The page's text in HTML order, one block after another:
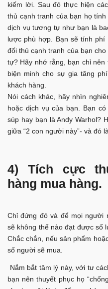
kiếm lời. Sau đó thực hiện
thủ cạnh tranh của bạn họ
dịch vụ tương tự như bạn là
lược phù hợp. Bạn sẽ tính
đối thủ cạnh tranh của bạn
tự? Hãy nhớ rằng, bạn chỉ
biện minh cho sự gia tăng
khách hàng.
Nói cách khác, hãy nhìn
hoặc dịch vụ của bạn. Bạn
súp hay bạn là Andy Warhol?
giữa “2 con người này”- và đó
4) Tích cực
hàng mua hàng.
Chỉ đứng đó và để mọi người
sẽ không thể nào đạt được số
Chắc chắn, nếu sản phẩm
số người sẽ mua.
Nắm bắt tâm lý này, với tư
bạn nên thuyết phục họ